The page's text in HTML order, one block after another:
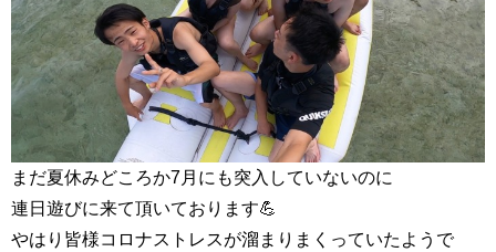
まだ夏休みどころか7月にも突入していないのに
連日遊びに来て頂いております💪
やはり皆様コロナストレスが溜まりまくっていたようで